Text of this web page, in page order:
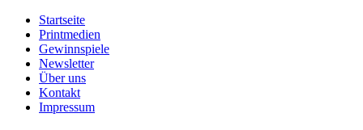
Startseite
Printmedien
Gewinnspiele
Newsletter
Über uns
Kontakt
Impressum